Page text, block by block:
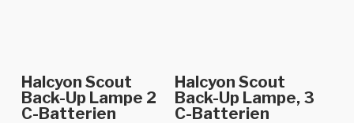
In den Warenkorb
Halcyon Scout
Back-Up Lampe 2
C-Batterien
In den Warenkorb
Halcyon Scout
Back-Up Lampe, 3
C-Batterien